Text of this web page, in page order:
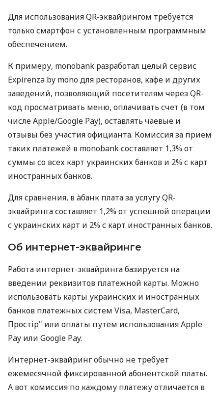
Для использования QR-эквайрингом требуется
только смартфон с установленным программным
обеспечением.
К примеру, monobank разработал целый сервис
Expirenza by mono для ресторанов, кафе и других
заведений, позволяющий посетителям через QR-
код просматривать меню, оплачивать счет (в том
числе Apple/Google Pay), оставлять чаевые и
отзывы без участия официанта. Комиссия за прием
таких платежей в monobank составляет 1,3% от
суммы со всех карт украинских банков и 2% с карт
иностранных банков.
Для сравнения, в àбанк плата за услугу QR-
эквайринга составляет 1,2% от успешной операции
с украинских карт и 2% с карт иностранных банков.
Об интернет-эквайринге
Работа интернет-эквайринга базируется на
введении реквизитов платежной карты. Можно
использовать карты украинских и иностранных
банков платежных систем Visa, MasterCard,
Простір" или оплаты путем использования Apple
Pay или Google Pay.
Интернет-эквайринг обычно не требует
ежемесячной фиксированной абонентской платы.
А вот комиссия по каждому платежу отличается в